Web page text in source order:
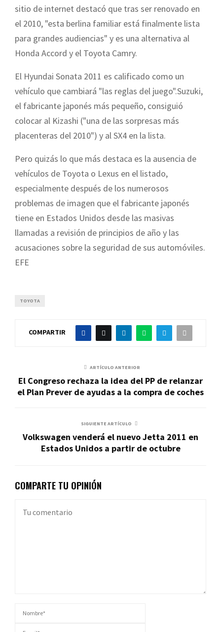
sitio de internet destacó que tras ser renovado en
el 2010, "esta berlina familiar está finalmente lista
para grandes audiencias" y es una alternativa al
Honda Accord y el Toyota Camry.
El Hyundai Sonata 2011 es calificado como un
vehículo que cambiará "las reglas del juego".Suzuki,
el fabricante japonés más pequeño, consiguió
colocar al Kizashi ("una de las sorpresas más
placenteras del 2010") y al SX4 en la lista.
Pero quizás lo que más destaca es la ausencia de
vehículos de Toyota o Lexus en el listado,
especialmente después de los numerosos
problemas de imagen que el fabricante japonés
tiene en Estados Unidos desde las masivas
llamadas a revisión de principios de año y las
acusaciones sobre la seguridad de sus automóviles.
EFE
TOYOTA
COMPARTIR
ARTÍCULO ANTERIOR
El Congreso rechaza la idea del PP de relanzar
el Plan Prever de ayudas a la compra de coches
SIGUIENTE ARTÍCULO
Volkswagen venderá el nuevo Jetta 2011 en
Estados Unidos a partir de octubre
COMPARTE TU OPINIÓN